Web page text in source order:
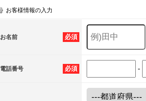
お客様情報の入力
必須
お名前
必須
電話番号 -